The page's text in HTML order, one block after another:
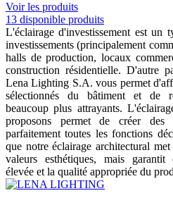
Voir les produits
13 disponible produits
L'éclairage d'investissement est un
investissements (principalement
halls de production, locaux
construction résidentielle. D'autre
Lena Lighting S.A. vous permet
sélectionnés du bâtiment et de
beaucoup plus attrayants.
proposons permet de créer des
parfaitement toutes les fonctions
que notre éclairage architectural
valeurs esthétiques, mais garantit
élevée et la qualité appropriée du